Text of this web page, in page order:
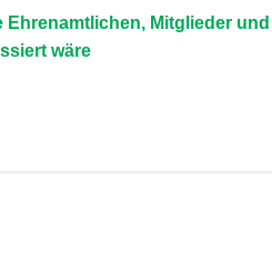
Ehrenamtlichen, Mitglieder
wäre